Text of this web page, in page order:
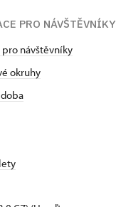
PRO NÁVŠTĚVNÍKY
návštěvníky
okruhy